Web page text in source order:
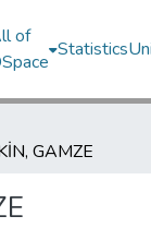
of
Statistics
GAMZE